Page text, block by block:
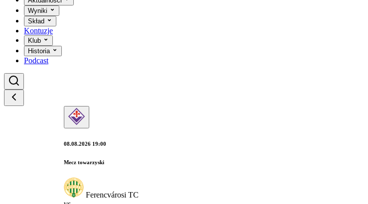
Wyniki
Skład
Kontuzje
Klub
Historia
Podcast
08.08.2026 19:00
Mecz towarzyski
Ferencvárosi TC